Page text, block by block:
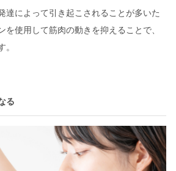
達によって引き起こされることが多いた
を使用して筋肉の動きを抑えることで、
。
る